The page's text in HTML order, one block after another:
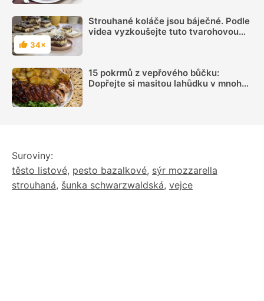
Hodnocení
34×
Strouhané koláče jsou báječné. Podle
videa vyzkoušejte tuto tvarohovou
15 pokrmů z vepřového bůčku:
Dopřejte si masitou lahůdku v mnoha
Suroviny:
těsto listové, pesto bazalkové, sýr mozzarella
strouhaná, šunka schwarzwaldská, vejce